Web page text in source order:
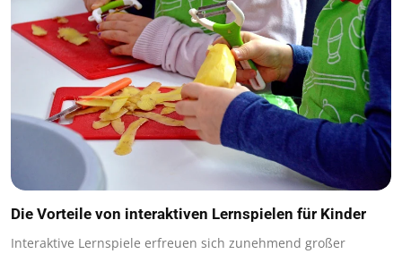
Die Vorteile von interaktiven Lernspielen für Kinder
Interaktive Lernspiele erfreuen sich zunehmend großer